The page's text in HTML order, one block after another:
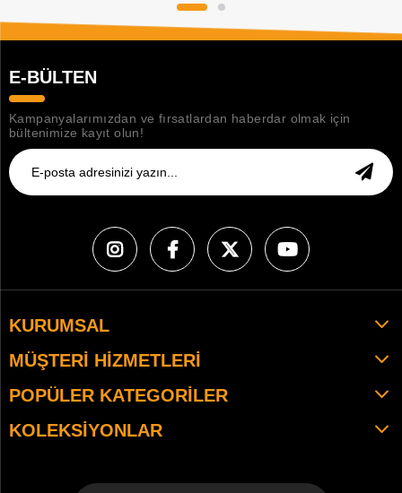
E-BÜLTEN
Kampanyalarımızdan ve fırsatlardan haberdar olmak için
bültenimize kayıt olun!
KURUMSAL
MÜŞTERI HIZMETLERI
POPÜLER KATEGORILER
KOLEKSIYONLAR